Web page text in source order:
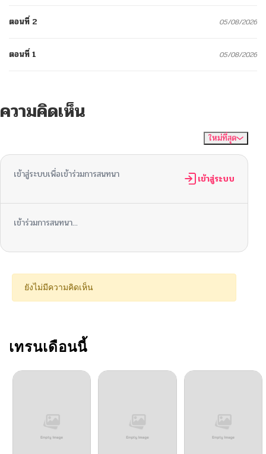
ตอนที่ 2 05/08/2026
ตอนที่ 1 05/08/2026
ความคิดเห็น
ใหม่ที่สุด
เข้าสู่ระบบเพื่อเข้าร่วมการสนทนา เข้าสู่ระบบ
เข้าร่วมการสนทนา...
ยังไม่มีความคิดเห็น
เทรนเดือนนี้